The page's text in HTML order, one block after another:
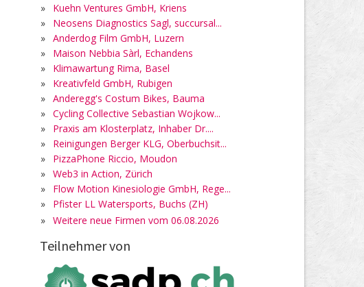
»
Kuehn Ventures GmbH, Kriens
»
Neosens Diagnostics Sagl, succursal...
» Anderdog Film GmbH, Luzern
»
Maison Nebbia Sàrl, Echandens
»
Klimawartung Rima, Basel
»
Kreativfeld GmbH, Rubigen
» Anderegg's Costum Bikes, Bauma
» Cycling Collective Sebastian Wojkow...
»
Praxis am Klosterplatz, Inhaber Dr....
»
Reinigungen Berger KLG, Oberbuchsit...
»
PizzaPhone Riccio, Moudon
» Web3 in Action, Zürich
»
Flow Motion Kinesiologie GmbH, Rege...
»
Pfister LL Watersports, Buchs (ZH)
» Weitere neue Firmen vom 06.08.2026
Teilnehmer von